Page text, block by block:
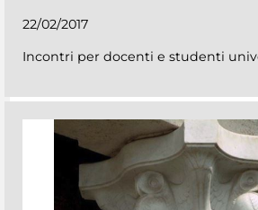
22/02/2017
Incontri per docenti e studenti